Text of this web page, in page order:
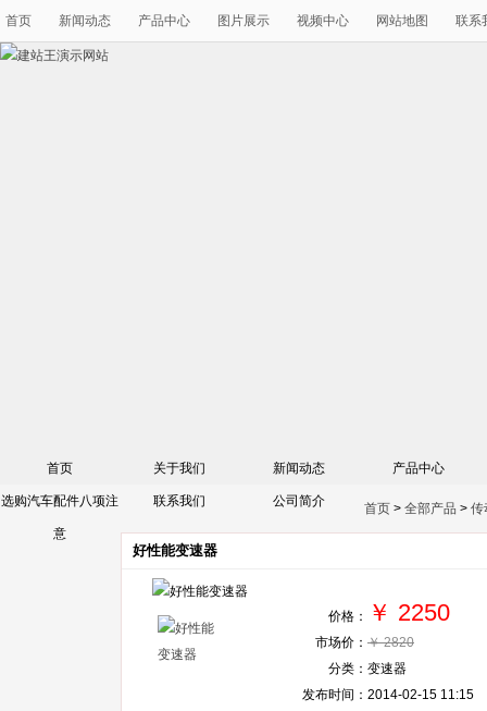
首页 新闻动态 产品中心 图片展示 视频中心 网站地图 联系
首页 关于我们 新闻动态 产品中心
选购汽车配件八项注
意
联系我们 公司简介 首页 > 全部产品 > 传
好性能变速器
价格： ￥ 2250
市场价： ￥ 2820
分类： 变速器
发布时间： 2014-02-15 11:15